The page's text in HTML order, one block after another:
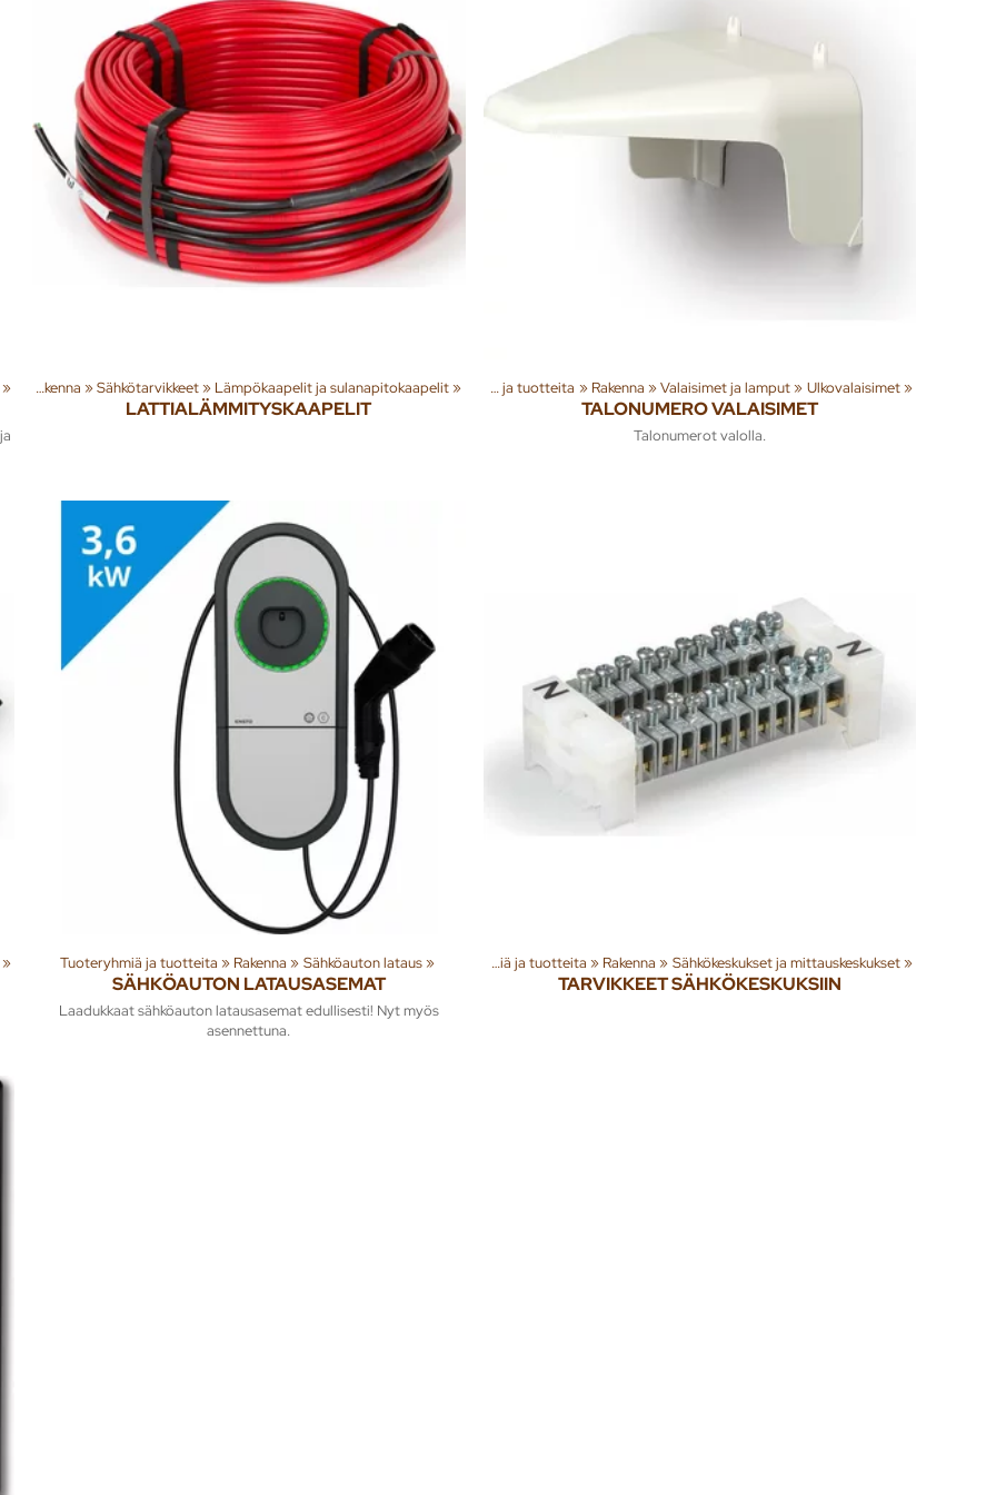
‪» Rakenna ‪»Sähkötarvikkeet‪» Lämpökaapelit ja sulanapitokaapelit‪»
LATTIALÄMMITYSKAAPELIT
Tuoteryhmiä ja tuotteita ‪» Rakenna ‪»Valaisimet ja lamput‪» Ulkovalaisimet‪»
TALONUMERO VALAISIMET
Talonumerot valolla.
‪» Tuoteryhmiä ja tuotteita ‪» Rakenna ‪» Sähköauton lataus‪»
SÄHKÖAUTON LATAUSASEMAT
Laadukkaat sähköauton latausasemat edullisesti! Nyt myös
asennettuna.
Tuoteryhmiä ja tuotteita ‪» Rakenna ‪» Sähkökeskukset ja mittauskeskukset‪»
TARVIKKEET SÄHKÖKESKUKSIIN